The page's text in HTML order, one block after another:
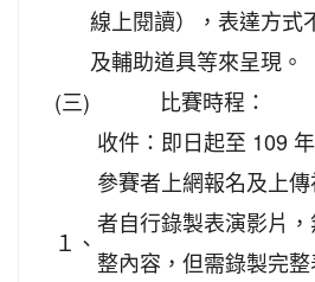
線上閱讀），表達方式
及輔助道具等來呈現。
(三)
比賽時程：
１、
收件：即日起至 109
參賽者上網報名及上
者自行錄製表演影片
整內容，但需錄製完